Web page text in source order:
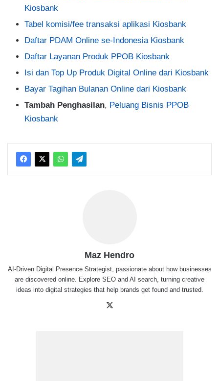
Kiosbank
Tabel komisi/fee transaksi aplikasi Kiosbank
Daftar PDAM Online se-Indonesia Kiosbank
Daftar Layanan Produk PPOB Kiosbank
Isi dan Top Up Produk Digital Online dari Kiosbank
Bayar Tagihan Bulanan Online dari Kiosbank
Tambah Penghasilan, Peluang Bisnis PPOB
Kiosbank
Maz Hendro
AI-Driven Digital Presence Strategist, passionate about how businesses
are discovered online. Explore SEO and AI search, turning creative
ideas into digital strategies that help brands get found and trusted.